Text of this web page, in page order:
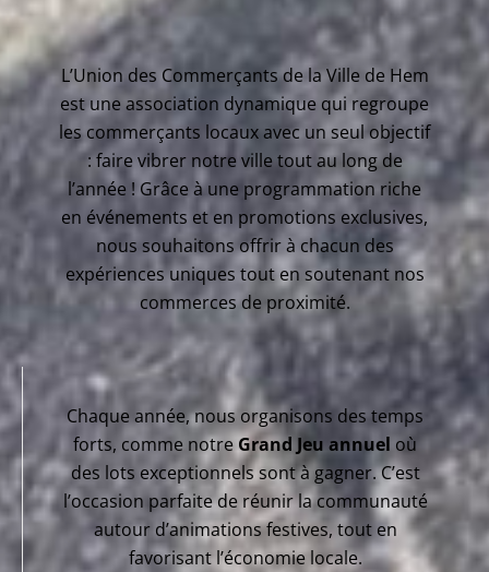
L’Union des Commerçants de la Ville de Hem
est une association dynamique qui regroupe
les commerçants locaux avec un seul objectif
: faire vibrer notre ville tout au long de
l’année ! Grâce à une programmation riche
en événements et en promotions exclusives,
nous souhaitons offrir à chacun des
expériences uniques tout en soutenant nos
commerces de proximité.
Chaque année, nous organisons des temps
forts, comme notre Grand Jeu annuel où
des lots exceptionnels sont à gagner. C’est
l’occasion parfaite de réunir la communauté
autour d’animations festives, tout en
favorisant l’économie locale.